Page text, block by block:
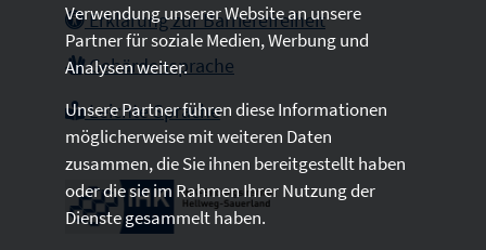
Erklärung zur Barrierefreiheit
Gebärdensprache
Leichte Sprache
Verwendung unserer Website an unsere
Partner für soziale Medien, Werbung und
Analysen weiter.
Unsere Partner führen diese Informationen
möglicherweise mit weiteren Daten
zusammen, die Sie ihnen bereitgestellt haben
oder die sie im Rahmen Ihrer Nutzung der
Dienste gesammelt haben.